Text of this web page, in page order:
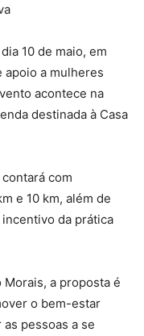
10 de maio, em
apoio a mulheres
acontece na
destinada à Casa
com
e 10 km, além de
da prática
a proposta é
o bem-estar
pessoas a se